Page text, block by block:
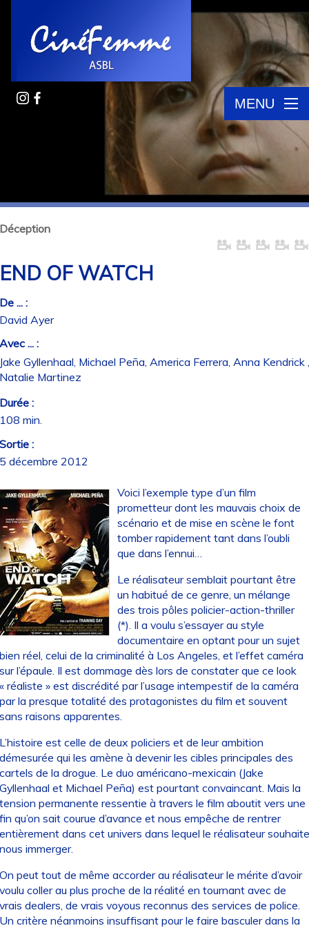
MENU
OF WATCH
... :
Ayer
... :
Gyllenhaal, Michael Peña, America Ferrera, Anna Kendrick ,
Martinez
:
min.
:
décembre 2012
Voici l’exemple type d’un film
prometteur dont les mauvais choix de
scénario et de mise en scène le font
tomber rapidement tant dans l’oubli
que dans l’ennui…
Le réalisateur semblait pourtant être
un habitué de ce genre, un mélange
des trois pôles policier-action-thriller
(*). Il a voulu s’essayer au style
documentaire en optant pour un sujet
réel, celui de la criminalité à Los Angeles, et l’effet caméra
l’épaule. Il est dommage dès lors de constater que ce look
réaliste » est discrédité par l’usage intempestif de la caméra
la presque totalité des protagonistes du film et souvent
raisons apparentes.
est celle de deux policiers et de leur ambition
qui les amène à devenir les cibles principales des
de la drogue. Le duo américano-mexicain (Jake
et Michael Peña) est pourtant convaincant. Mais la
permanente ressentie à travers le film aboutit vers une
qu’on sait courue d’avance et nous empêche de rentrer
dans cet univers dans lequel le réalisateur souhaite
immerger.
peut tout de même accorder au réalisateur le mérite d’avoir
coller au plus proche de la réalité en tournant avec de
dealers, de vrais voyous reconnus des services de police.
critère néanmoins insuffisant pour le faire basculer dans la